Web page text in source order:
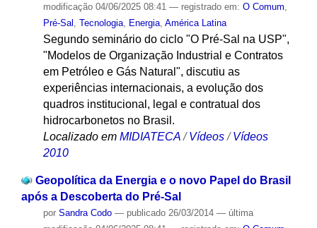
modificação04/06/2025 08:41 — registrado em: O Comum
Pré-Sal
Tecnologia, Energia, América Latina
Segundo seminário do ciclo "O Pré-Sal na USP",
"Modelos de Organização Industrial e Contratos
em Petróleo e Gás Natural", discutiu as
experiências internacionais, a evolução dos
quadros institucional, legal e contratual dos
hidrocarbonetos no Brasil.
Localizado em MIDIATECA /Vídeos /Vídeos
2010
Geopolítica da Energia e o novo Papel do Brasil
após a Descoberta do Pré-Sal
por Sandra Codo — publicado26/03/2014 — última